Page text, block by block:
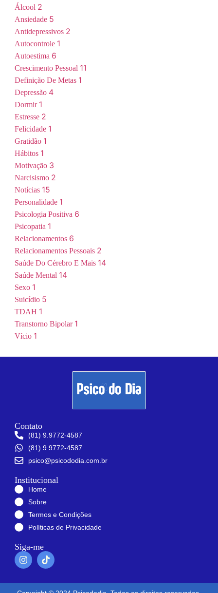
Álcool 2
Ansiedade 5
Antidepressivos 2
Autocontrole 1
Autoestima 6
Crescimento Pessoal 11
Definição De Metas 1
Depressão 4
Dormir 1
Estresse 2
Felicidade 1
Gratidão 1
Hábitos 1
Motivação 3
Narcisismo 2
Notícias 15
Personalidade 1
Psicologia Positiva 6
Psicopatia 1
Relacionamentos 6
Relacionamentos Pessoais 2
Saúde Do Cérebro E Mais 14
Saúde Mental 14
Sexo 1
Suicídio 5
TDAH 1
Transtorno Bipolar 1
Vício 1
Contato
(81) 9.9772-4587
(81) 9.9772-4587
psico@psicododia.com.br
Institucional
Home
Sobre
Termos e Condições
Políticas de Privacidade
Siga-me